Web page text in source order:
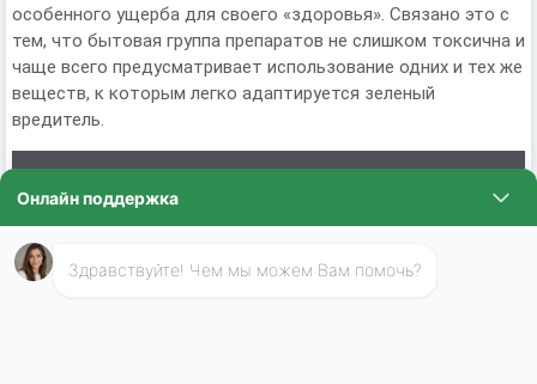
особенного ущерба для своего «здоровья». Связано это с
тем, что бытовая группа препаратов не слишком токсична и
чаще всего предусматривает использование одних и тех же
веществ, к которым легко адаптируется зеленый
вредитель.
Отзыв нашего клиента: У нас борщевик Сосновского
периодически появлялся на участке. Но до недавнего
времени справлялись своими силами. А потом
упустили момент, и зонтики вымахали метра на два.